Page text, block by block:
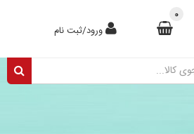
ورود/ثبت نام
0